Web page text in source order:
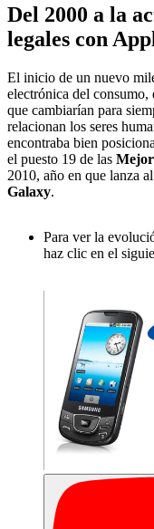
Del 2000 a la
legales con
El inicio de un nuevo
electrónica del
que cambiarían para
relacionan los seres
encontraba bien
el puesto 19 de las
2010, año en que lanza
Galaxy.
Para ver la
haz clic en el